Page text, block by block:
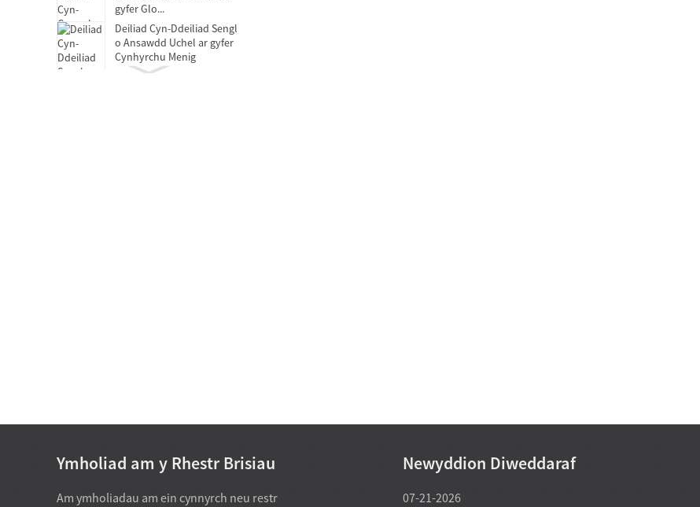
gyfer Glo...
Deiliad Cyn-Ddeiliad Sengl
o Ansawdd Uchel ar gyfer
Cynhyrchu Menig
Bearing Rhyddhau Clytsh
Ymholiad am y Rhestr Brisiau
Am ymholiadau am ein cynnyrch neu restr
Newyddion Diweddaraf
07-20-2026
07-21-2026